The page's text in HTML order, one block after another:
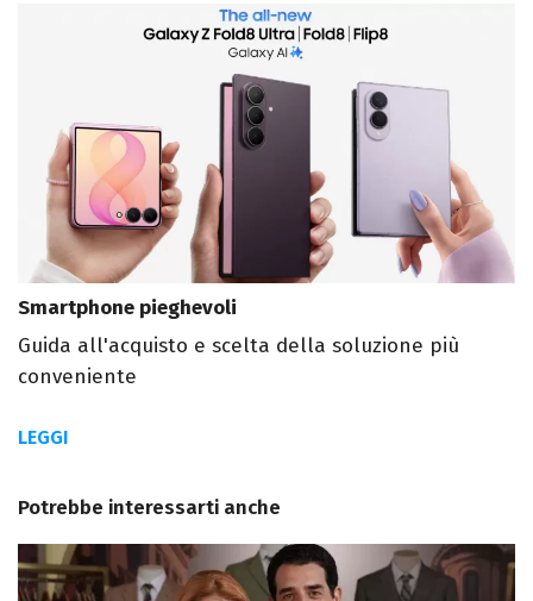
Smartphone pieghevoli
Guida all'acquisto e scelta della soluzione più
conveniente
LEGGI
Potrebbe interessarti anche